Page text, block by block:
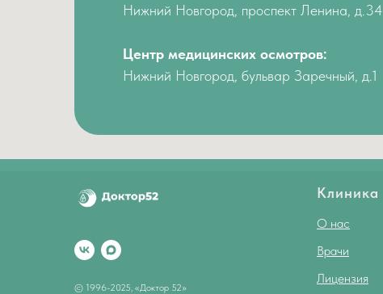
Нижний Новгород, проспект Ленина, д.34
Центр медицинских осмотров:
Нижний Новгород, бульвар Заречный, д.1
© 1996-2025, «Доктор 52»
Клиника
О нас
Врачи
Лицензия